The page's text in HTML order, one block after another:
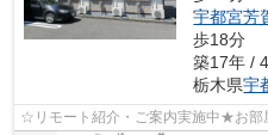
宇都宮芳
歩18分
築17年 /
栃木県宇
☆リモート紹介・ご案内実施中★お部